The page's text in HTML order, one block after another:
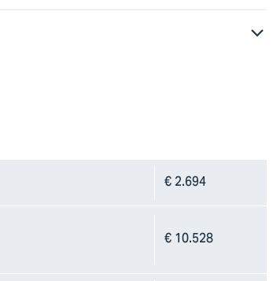
€ 2.694
€ 10.528